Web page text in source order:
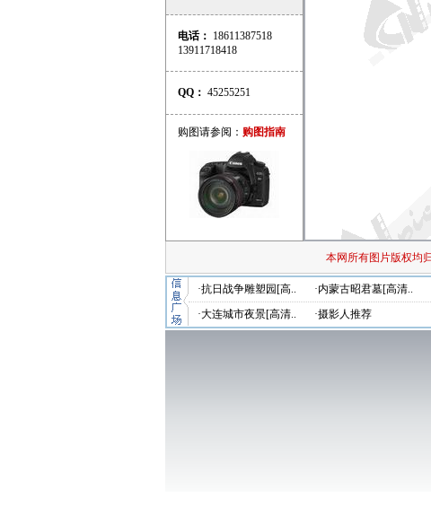
电话： 18611387518
13911718418
QQ： 45255251
购图请参阅： 购图指南
本网所有图片版权均
·抗日战争雕塑园[高.. ·内蒙古昭君墓[高清..
·大连城市夜景[高清..
·摄影人推荐